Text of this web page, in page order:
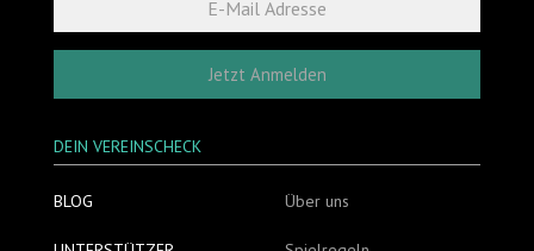
Jetzt Anmelden
DEIN VEREINSCHECK
BLOG Über uns